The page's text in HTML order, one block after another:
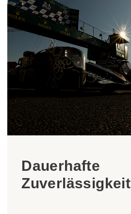
Dauerhafte
Zuverlässigkeit